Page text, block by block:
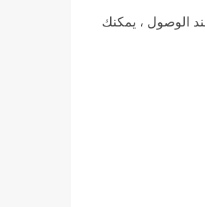
الوصول ، يمكنك